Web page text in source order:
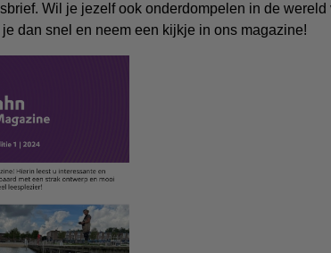
Wil je jezelf ook onderdompelen in de wereld
dan snel en neem een kijkje in ons magazine!